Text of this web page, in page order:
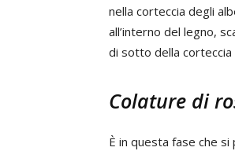
nella corteccia degli
all’interno del legno,
di sotto della
Colature di
È in questa fase che